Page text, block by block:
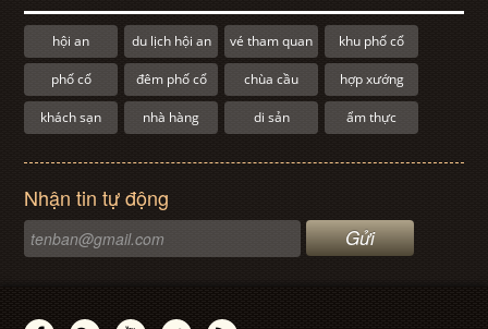
hội an du lịch hội an vé tham quan khu phố cổ
phố cổ đêm phố cổ chùa cầu hợp xướng
khách sạn nhà hàng di sản ẩm thực
Nhận tin tự động